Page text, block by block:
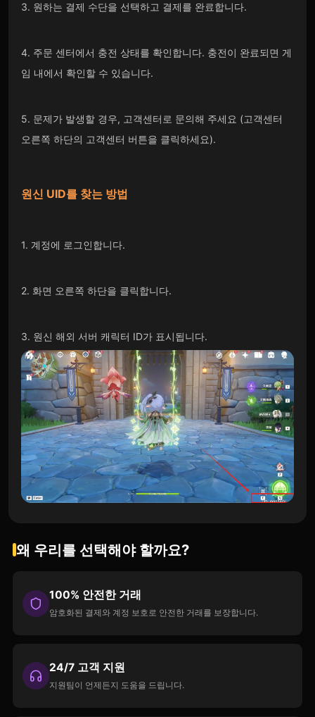
3. 원하는 결제 수단을 선택하고 결제를 완료합니다.
4. 주문 센터에서 충전 상태를 확인합니다. 충전이 완료되면 게
임 내에서 확인할 수 있습니다.
5. 문제가 발생할 경우, 고객센터로 문의해 주세요 (고객센터
오른쪽 하단의 고객센터 버튼을 클릭하세요).
원신 UID를 찾는 방법
1. 계정에 로그인합니다.
2. 화면 오른쪽 하단을 클릭합니다.
3. 원신 해외 서버 캐릭터 ID가 표시됩니다.
왜 우리를 선택해야 할까요?
100% 안전한 거래
암호화된 결제와 계정 보호로 안전한 거래를 보장합니다.
24/7 고객 지원
지원팀이 언제든지 도움을 드립니다.